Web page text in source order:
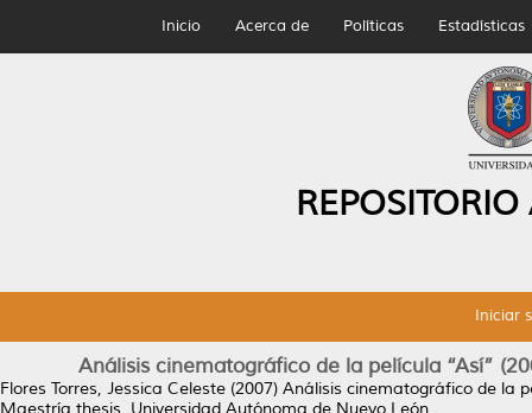
Inicio Acerca de Políticas Estadísticas
Iniciar
Análisis cinematográfico de la película “Así”
Flores Torres, Jessica Celeste (2007) Análisis cinematográfico de la
Maestría thesis, Universidad Autónoma de Nuevo León.